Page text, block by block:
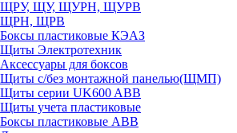
ЩРУ, ЩУ, ЩУРН, ЩУРВ
ЩРН, ЩРВ
Боксы пластиковые КЭАЗ
Щиты Электротехник
Аксессуары для боксов
Щиты с/без монтажной панелью(ЩМП)
Щиты серии UK600 ABB
Щиты учета пластиковые
Боксы пластиковые ABB